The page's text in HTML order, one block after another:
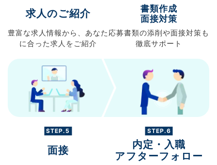
求人のご紹介
豊富な求人情報から、 あなた
に合った求人を ご紹介
書類作成
面接対策
応募書類の添削や面接対策も
徹底サポート
STEP.5
面接
STEP.6
内定・入職
アフターフォロー